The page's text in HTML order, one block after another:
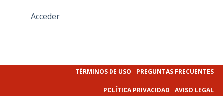
Acceder
TÉRMINOS DE USO PREGUNTAS FRECUENTES
POLÍTICA PRIVACIDAD AVISO LEGAL